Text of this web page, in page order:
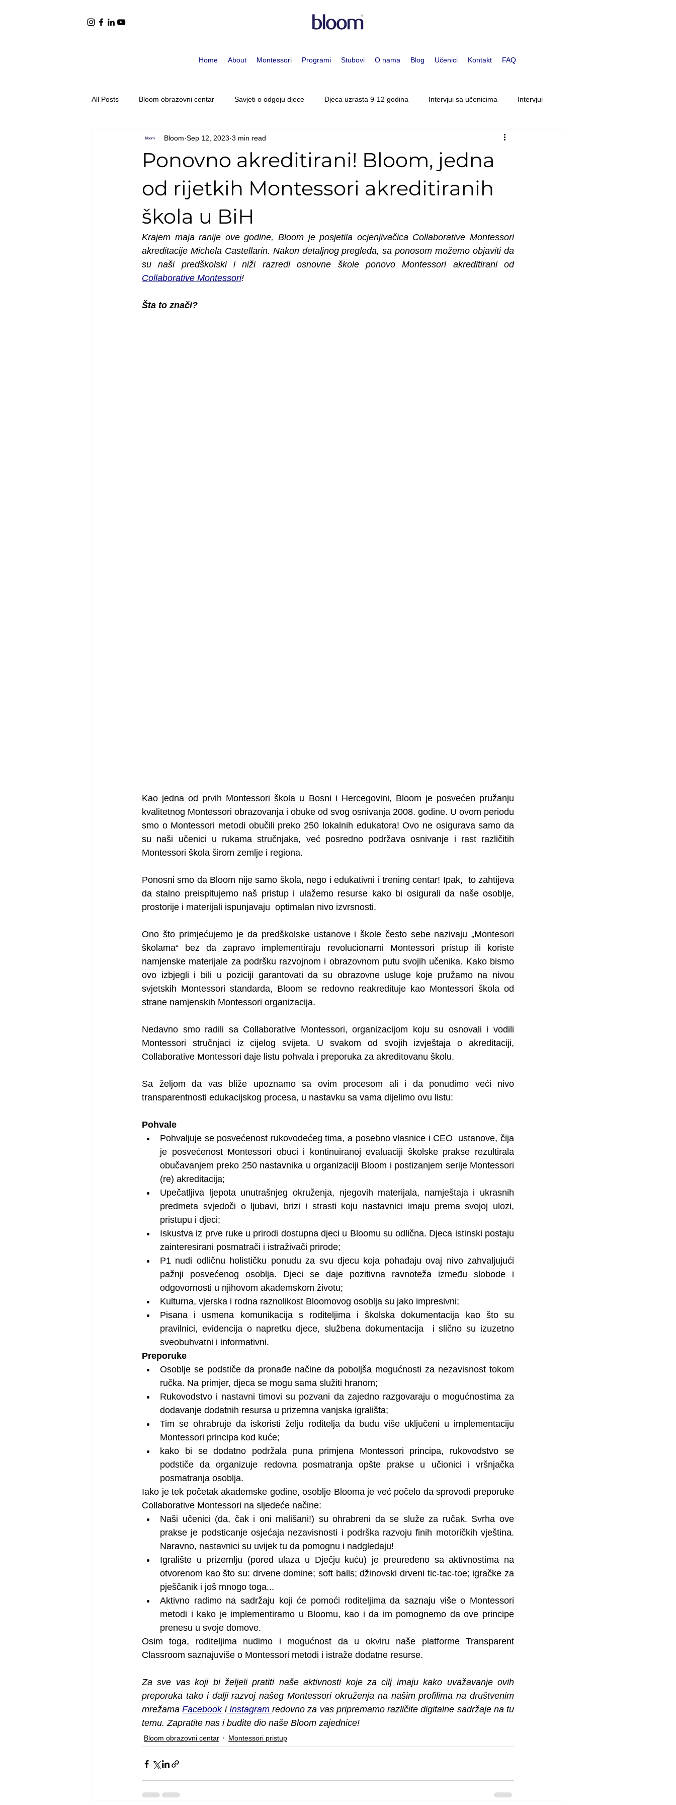
Home About Montessori Programi Stubovi O nama Blog Učenici Kontakt FAQ
All Posts Bloom obrazovni centar Savjeti o odgoju djece Djeca uzrasta 9-12 godina Intervjui sa učenicima Intervjui
Preporuke literature Montessori pristup Djeca uzrasta 9-6 godina
Adolescenti 12-15 godina Adolescenti 15-19 godina Upoznajte Osoblje Članci osoblja
Djeca uzrasza 6-9 godina
Ponovno akreditirani! Bloom, jedna
od rijetkih Montessori akreditiranih
škola u BiH
Bloom Sep 12, 2023 3 min read
Krajem maja ranije ove godine, Bloom je posjetila ocjenjivačica Collaborative Montessori
akreditacije Michela Castellarin. Nakon detaljnog pregleda, sa ponosom možemo objaviti da
su naši predškolski i niži razredi osnovne škole ponovo Montessori akreditirani od
Collaborative Montessori!
Šta to znači?
Kao jedna od prvih Montessori škola u Bosni i Hercegovini, Bloom je posvećen pružanju
kvalitetnog Montessori obrazovanja i obuke od svog osnivanja 2008. godine. U ovom periodu
smo o Montessori metodi obučili preko 250 lokalnih edukatora! Ovo ne osigurava samo da
su naši učenici u rukama stručnjaka, već posredno podržava osnivanje i rast različitih
Montessori škola širom zemlje i regiona.
Ponosni smo da Bloom nije samo škola, nego i edukativni i trening centar! Ipak,  to zahtijeva
da stalno preispitujemo naš pristup i ulažemo resurse kako bi osigurali da naše osoblje,
prostorije i materijali ispunjavaju  optimalan nivo izvrsnosti.
Ono što primjećujemo je da predškolske ustanove i škole često sebe nazivaju „Montesori
školama“ bez da zapravo implementiraju revolucionarni Montessori pristup ili koriste
namjenske materijale za podršku razvojnom i obrazovnom putu svojih učenika. Kako bismo
ovo izbjegli i bili u poziciji garantovati da su obrazovne usluge koje pružamo na nivou
svjetskih Montessori standarda, Bloom se redovno reakredituje kao Montessori škola od
strane namjenskih Montessori organizacija.
Nedavno smo radili sa Collaborative Montessori, organizacijom koju su osnovali i vodili
Montessori stručnjaci iz cijelog svijeta. U svakom od svojih izvještaja o akreditaciji,
Collaborative Montessori daje listu pohvala i preporuka za akreditovanu školu.
Sa željom da vas bliže upoznamo sa ovim procesom ali i da ponudimo veći nivo
transparentnosti edukacijskog procesa, u nastavku sa vama dijelimo ovu listu:
Pohvale
Pohvaljuje se posvećenost rukovodećeg tima, a posebno vlasnice i CEO  ustanove, čija
je posvećenost Montessori obuci i kontinuiranoj evaluaciji školske prakse rezultirala
obučavanjem preko 250 nastavnika u organizaciji Bloom i postizanjem serije Montessori
(re) akreditacija;
Upečatljiva ljepota unutrašnjeg okruženja, njegovih materijala, namještaja i ukrasnih
predmeta svjedoči o ljubavi, brizi i strasti koju nastavnici imaju prema svojoj ulozi,
pristupu i djeci;
Iskustva iz prve ruke u prirodi dostupna djeci u Bloomu su odlična. Djeca istinski postaju
zainteresirani posmatrači i istraživači prirode;
P1 nudi odličnu holističku ponudu za svu djecu koja pohađaju ovaj nivo zahvaljujući
pažnji posvećenog osoblja. Djeci se daje pozitivna ravnoteža između slobode i
odgovornosti u njihovom akademskom životu;
Kulturna, vjerska i rodna raznolikost Bloomovog osoblja su jako impresivni;
Pisana i usmena komunikacija s roditeljima i školska dokumentacija kao što su
pravilnici, evidencija o napretku djece, službena dokumentacija  i slično su izuzetno
sveobuhvatni i informativni.
Preporuke
Osoblje se podstiče da pronađe načine da poboljša mogućnosti za nezavisnost tokom
ručka. Na primjer, djeca se mogu sama služiti hranom;
Rukovodstvo i nastavni timovi su pozvani da zajedno razgovaraju o mogućnostima za
dodavanje dodatnih resursa u prizemna vanjska igrališta;
Tim se ohrabruje da iskoristi želju roditelja da budu više uključeni u implementaciju
Montessori principa kod kuće;
kako bi se dodatno podržala puna primjena Montessori principa, rukovodstvo se
podstiče da organizuje redovna posmatranja opšte prakse u učionici i vršnjačka
posmatranja osoblja.
Iako je tek početak akademske godine, osoblje Blooma je već počelo da sprovodi preporuke
Collaborative Montessori na sljedeće načine:
Naši učenici (da, čak i oni mališani!) su ohrabreni da se služe za ručak. Svrha ove
prakse je podsticanje osjećaja nezavisnosti i podrška razvoju finih motoričkih vještina.
Naravno, nastavnici su uvijek tu da pomognu i nadgledaju!
Igralište u prizemlju (pored ulaza u Dječju kuću) je preuređeno sa aktivnostima na
otvorenom kao što su: drvene domine; soft balls; džinovski drveni tic-tac-toe; igračke za
pješčanik i još mnogo toga...
Aktivno radimo na sadržaju koji će pomoći roditeljima da saznaju više o Montessori
metodi i kako je implementiramo u Bloomu, kao i da im pomognemo da ove principe
prenesu u svoje domove.
Osim toga, roditeljima nudimo i mogućnost da u okviru naše platforme Transparent
Classroom saznajuviše o Montessori metodi i istraže dodatne resurse.
Za sve vas koji bi željeli pratiti naše aktivnosti koje za cilj imaju kako uvažavanje ovih
preporuka tako i dalji razvoj našeg Montessori okruženja na našim profilima na društvenim
mrežama Facebook i Instagram redovno za vas pripremamo različite digitalne sadržaje na tu
temu. Zapratite nas i budite dio naše Bloom zajednice!
Bloom obrazovni centar Montessori pristup